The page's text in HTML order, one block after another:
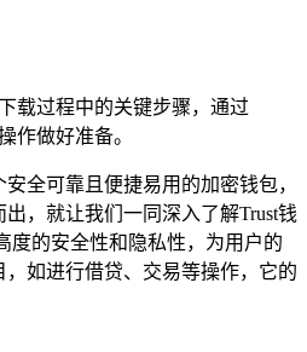
载过程中的关键步骤，通过
作做好准备。
全可靠且便捷易用的加密钱包，
，就让我们一同深入了解Trust钱
度的安全性和隐私性，为用户的
如进行借贷、交易等操作，它的